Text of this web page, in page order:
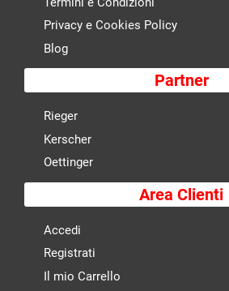
Privacy e Cookies Policy
Blog
Partner
Rieger
Kerscher
Oettinger
Area Clienti
Accedi
Registrati
Il mio Carrello